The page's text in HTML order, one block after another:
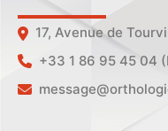
17, Avenue de
+33 1 86 95 45 04